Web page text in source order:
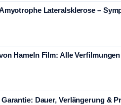
Lateralsklerose –
Hameln Film: Alle
Garantie: Dauer, Verlängerung &